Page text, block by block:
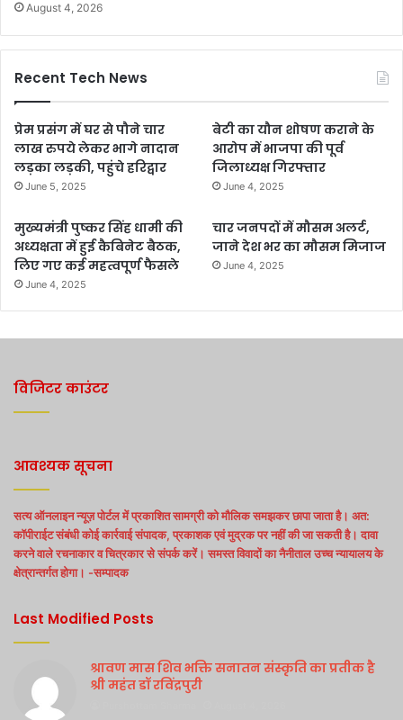
August 4, 2026
Recent Tech News
प्रेम प्रसंग में घर से पौने चार
लाख रुपये लेकर भागे नादान
लड़का लड़की, पहुंचे हरिद्वार
June 5, 2025
बेटी का यौन शोषण कराने के
आरोप में भाजपा की पूर्व
जिलाध्यक्ष गिरफ्तार
June 4, 2025
मुख्यमंत्री पुष्कर सिंह धामी की
अध्यक्षता में हुई कैबिनेट बैठक,
लिए गए कई महत्वपूर्ण फैसले
June 4, 2025
चार जनपदों में मौसम अलर्ट,
जाने देश भर का मौसम मिजाज
June 4, 2025
विजिटर काउंटर
आवश्यक सूचना
सत्य ऑनलाइन न्यूज़ पोर्टल में प्रकाशित सामग्री को मौलिक समझकर छापा जाता है। अत:
कॉपीराईट संबंधी कोई कार्रवाई संपादक, प्रकाशक एवं मुद्रक पर नहीं की जा सकती है। दावा
करने वाले रचनाकार व चित्रकार से संपर्क करें। समस्त विवादों का नैनीताल उच्च न्यायालय के
क्षेत्रान्तर्गत होगा। -सम्पादक
Last Modified Posts
श्रावण मास शिव भक्ति सनातन संस्कृति का प्रतीक है
श्री महंत डॉ रविंद्रपुरी